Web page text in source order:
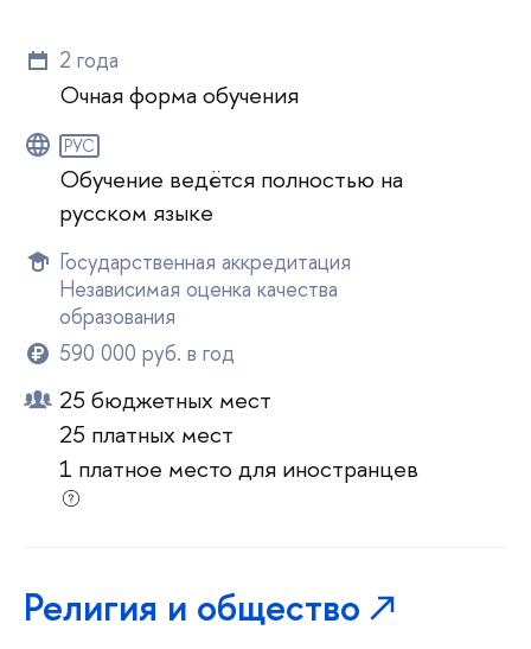
2 года
Очная форма обучения
РУС
Обучение ведётся полностью на
русском языке
Государственная аккредитация
Независимая оценка качества
образования
590 000 руб. в год
25 бюджетных мест
25 платных мест
1 платное место для иностранцев
Религия и общество